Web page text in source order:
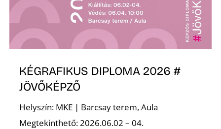
KÉGRAFIKUS DIPLOMA 2026 #
JÖVŐKÉPZŐ
Helyszín: MKE | Barcsay terem, Aula
Megtekinthető: 2026.06.02 – 04.